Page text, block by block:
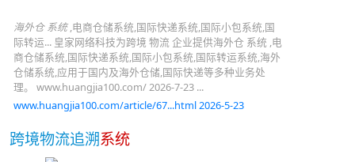
海外仓 系统,电商仓储系统,国际快递系统,国际小包系统,国
际转运... 皇家网络科技为跨境 物流 企业提供海外仓 系统 ,电
商仓储系统,国际快递系统,国际小包系统,国际转运系统,海外
仓储系统,应用于国内及海外仓储,国际快递等多种业务处
理。 www.huangjia100.com/ 2026-7-23 ...
www.huangjia100.com/article/67...html 2026-5-23
跨境物流追溯系统